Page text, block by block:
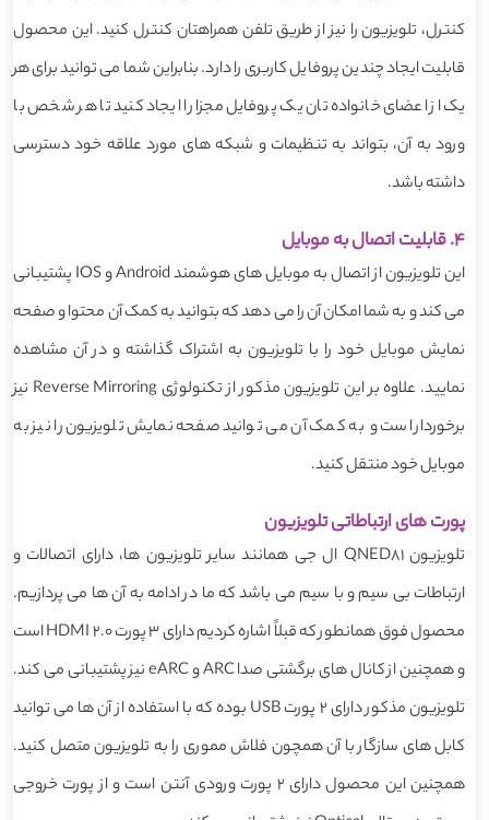
کنترل، تلویزیون را نیز از طریق تلفن همراهتان کنترل کنید. این محصول
قابلیت ایجاد چندین پروفایل کاربری را دارد. بنابراین شما می توانید برای هر
یک از اعضای خانواده تان یک پروفایل مجزا را ایجاد کنید تا هر شخص با
ورود به آن، بتواند به تنظیمات و شبکه های مورد علاقه خود دسترسی
داشته باشد.
4. قابلیت اتصال به موبایل
این تلویزیون از اتصال به موبایل های هوشمند Android و IOS پشتیبانی
می کند و به شما امکان آن را می دهد که بتوانید به کمک آن محتوا و صفحه
نمایش موبایل خود را با تلویزیون به اشتراک گذاشته و در آن مشاهده
نمایید. علاوه بر این تلویزیون مذکور از تکنولوژی Reverse Mirroring نیز
برخوردار است و به کمک آن می توانید صفحه نمایش تلویزیون را نیز به
موبایل خود منتقل کنید.
پورت های ارتباطاتی تلویزیون
تلویزیون QNED81 ال جی همانند سایر تلویزیون ها، دارای اتصالات و
ارتباطات بی سیم و با سیم می باشد که ما در ادامه به آن ها می پردازیم.
محصول فوق همانطور که قبلاً اشاره کردیم دارای 3 پورت HDMI 2.0 است
و همچنین از کانال های برگشتی صدا ARC و eARC نیز پشتیبانی می کند.
تلویزیون مذکور دارای 2 پورت USB بوده که با استفاده از آن ها می توانید
کابل های سازگار با آن همچون فلاش مموری را به تلویزیون متصل کنید.
همچنین این محصول دارای 2 پورت ورودی آنتن است و از پورت خروجی